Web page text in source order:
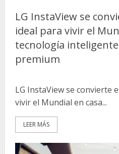
LG InstaView se
ideal para vivir el
tecnología
premium
LG InstaView se convierte
vivir el Mundial en casa...
LEER MÁS